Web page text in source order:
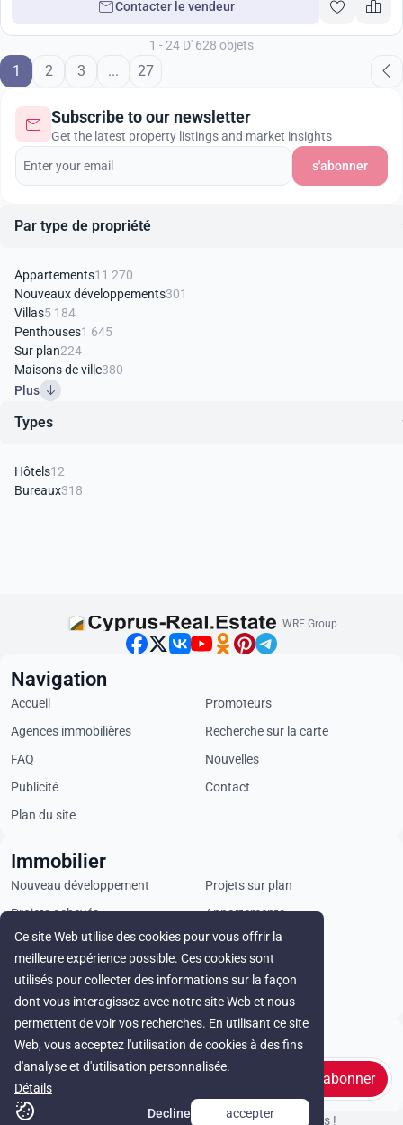
Contacter le vendeur
1 - 24 D' 628 objets
1 2 3 ... 27
Subscribe to our newsletter
Get the latest property listings and market insights
s'abonner
Par type de propriété
Appartements11 270
Nouveaux développements301
Villas5 184
Penthouses1 645
Sur plan224
Maisons de ville380
Plus
Types
Hôtels12
Bureaux318
Ce site Web utilise des cookies pour vous offrir la
meilleure expérience possible. Ces cookies sont
utilisés pour collecter des informations sur la façon
dont vous interagissez avec notre site Web et nous
permettent de voir vos recherches. En utilisant ce site
Web, vous acceptez l'utilisation de cookies à des fins
d'analyse et d'utilisation personnalisée.
Détails
Decline
accepter
WRE Group
Stay in touch
s'abonner
Navigation
Accueil
Promoteurs
Agences immobilières
Recherche sur la carte
FAQ
Nouvelles
Publicité
Contact
Plan du site
Immobilier
Nouveau développement
Projets sur plan
Projets achevés
Appartements
Penthouses
Villas
Propriétés commerciales
Loyer
© Cyprus Realestate 2026. Tous droits réservés !